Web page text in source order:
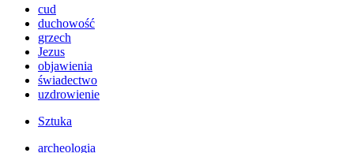
cud
duchowość
grzech
Jezus
objawienia
świadectwo
uzdrowienie
Sztuka
archeologia